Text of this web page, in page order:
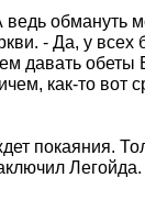
обмануть
- Да, у
давать обеты
как-то вот
покаяния.
Легойда.